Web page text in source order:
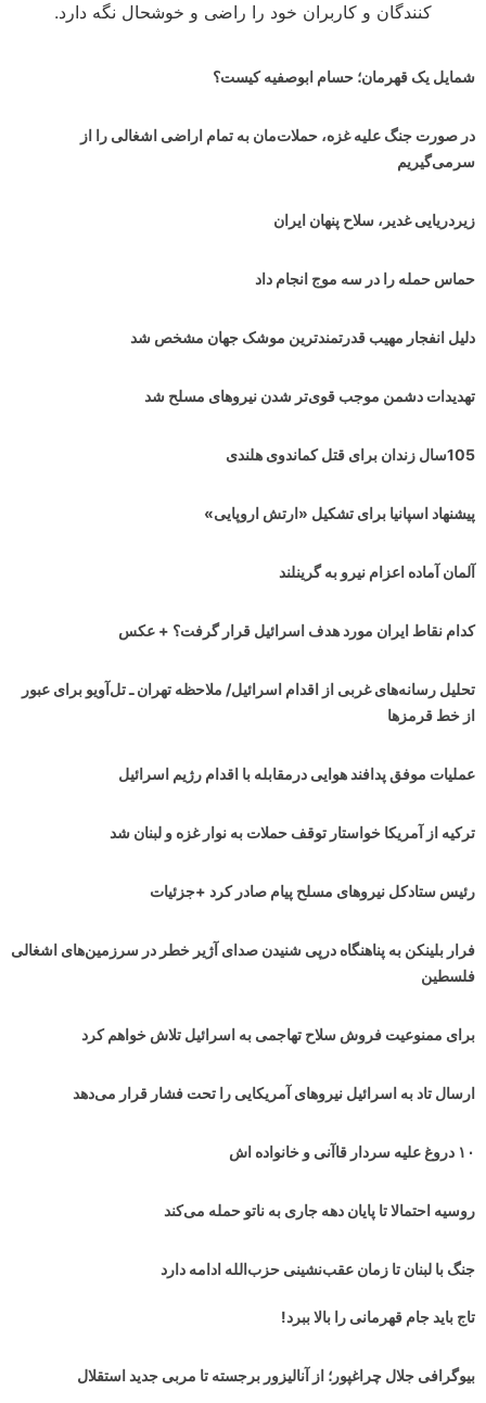
کنندگان و کاربران خود را راضی و خوشحال نگه دارد.
شمایل یک قهرمان؛ حسام ابوصفیه کیست؟
در صورت جنگ علیه غزه، حملات‌مان به تمام اراضی اشغالی را از
سرمی‌گیریم
زیردریایی غدیر، سلاح پنهان ایران
حماس حمله را در سه موج انجام داد
دلیل انفجار مهیب قدرتمندترین موشک جهان مشخص شد
تهدیدات دشمن موجب قوی‌تر شدن نیروهای مسلح شد
105سال زندان برای قتل کماندوی هلندی
پیشنهاد اسپانیا برای تشکیل «ارتش اروپایی»
آلمان آماده اعزام نیرو به گرینلند
کدام نقاط ایران مورد هدف اسرائیل قرار گرفت؟ + عکس
تحلیل رسانه‌های غربی از اقدام اسرائیل/ ملاحظه تهران ـ تل‌آویو برای عبور
از خط قرمزها
عملیات موفق پدافند هوایی درمقابله با اقدام رژیم اسرائیل
ترکیه از آمریکا خواستار توقف حملات به نوار غزه و لبنان شد
رئیس ستادکل نیروهای مسلح پیام صادر کرد +جزئیات
فرار بلینکن به پناهنگاه درپی شنیدن صدای آژیر خطر در سرزمین‌های اشغالی
فلسطین
برای ممنوعیت فروش سلاح تهاجمی به اسرائیل تلاش خواهم کرد
ارسال تاد به اسرائیل نیروهای آمریکایی را تحت فشار قرار می‌دهد
۱۰ دروغ علیه سردار قاآنی و خانواده اش
روسیه احتمالا تا پایان دهه جاری به ناتو حمله می‌کند
جنگ با لبنان تا زمان عقب‌نشینی حزب‌الله ادامه دارد
تاج باید جام قهرمانی را بالا ببرد!
بیوگرافی جلال چراغپور؛ از آنالیزور برجسته تا مربی جدید استقلال